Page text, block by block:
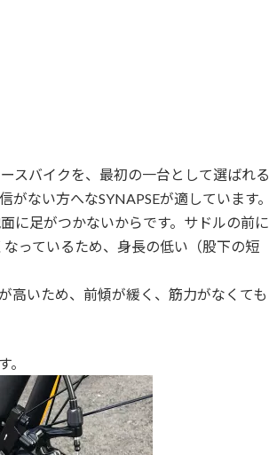
スバイクを、最初の一台として選ばれる
ない方へなSYNAPSEが適しています。
に足がつかないからです。サドルの前に
っているため、身長の低い（股下の短
高いため、前傾が緩く、筋力がなくても